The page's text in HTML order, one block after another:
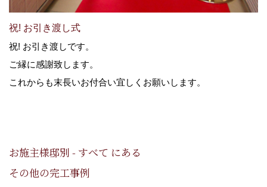
祝! お引き渡し式
祝! お引き渡しです。
ご縁に感謝致します。
これからも末長いお付合い宜しくお願いします。
お施主様邸別 - すべて にある
その他の完工事例